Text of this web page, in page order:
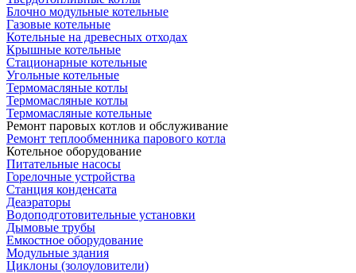
Блочно модульные котельные
Газовые котельные
Котельные на древесных отходах
Крышные котельные
Стационарные котельные
Угольные котельные
Термомасляные котлы
Термомасляные котлы
Термомасляные котельные
Ремонт паровых котлов и обслуживание
Ремонт теплообменника парового котла
Котельное оборудование
Питательные насосы
Горелочные устройства
Станция конденсата
Деаэраторы
Водоподготовительные установки
Дымовые трубы
Емкостное оборудование
Mодульные здания
Циклоны (золоуловители)